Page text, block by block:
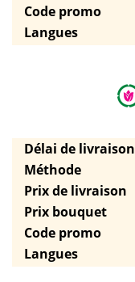
Code promo
Langues
Délai de livraison
Méthode
Prix de livraison
Prix bouquet
Code promo
Langues